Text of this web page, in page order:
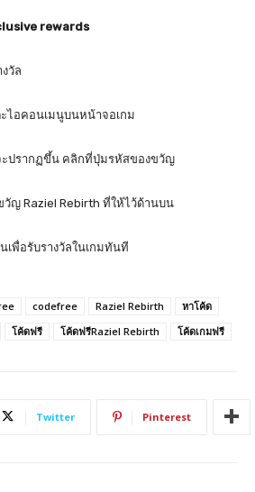
rewards
วัล
ไอคอนเมนูบนหน้าจอเกม
ปรากฏขึ้น คลิกที่ปุ่มรหัสของขวัญ
ญ Raziel Rebirth ที่ให้ไว้ด้านบน
พื่อรับรางวัลในเกมทันที
codefree Raziel Rebirth
หาโค้ด
โค้ดฟรี โค้ดฟรีRaziel Rebirth โค้ดเกมฟรี
Twitter Pinterest